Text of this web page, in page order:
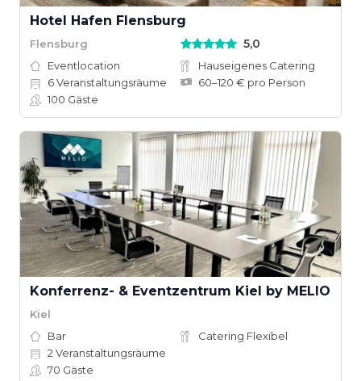
Hotel Hafen Flensburg
Flensburg 5,0
Eventlocation
Hauseigenes Catering
6Veranstaltungsräume
60–120 € pro Person
100 Gäste
Konferrenz- & Eventzentrum Kiel by MELIO
Kiel
Bar
Catering Flexibel
2 Veranstaltungsräume
70 Gäste